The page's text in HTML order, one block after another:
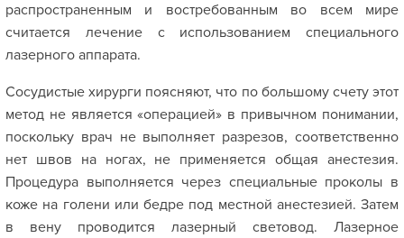
распространенным и востребованным во всем мире
считается лечение с использованием специального
лазерного аппарата.
Сосудистые хирурги поясняют, что по большому счету этот
метод не является «операцией» в привычном понимании,
поскольку врач не выполняет разрезов, соответственно
нет швов на ногах, не применяется общая анестезия.
Процедура выполняется через специальные проколы в
коже на голени или бедре под местной анестезией. Затем
в вену проводится лазерный световод. Лазерное